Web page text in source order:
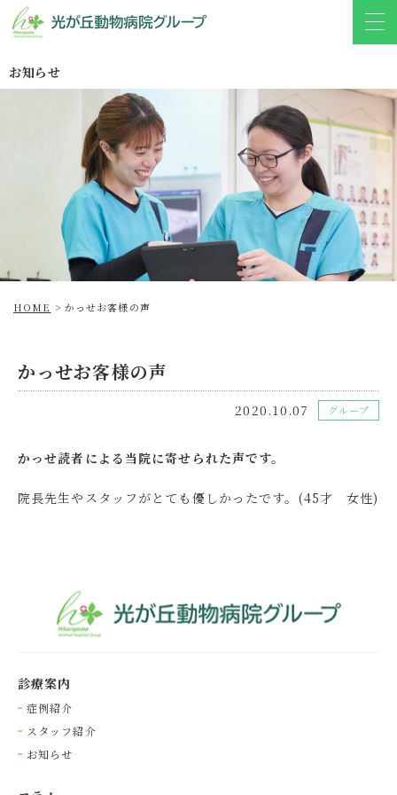
お知らせ
HOME > かっせお客様の声
かっせお客様の声
2020.10.07 グループ
かっせ読者による当院に寄せられた声です。
院長先生やスタッフがとても優しかったです。(45才 女性)
診療案内
症例紹介
スタッフ紹介
お知らせ